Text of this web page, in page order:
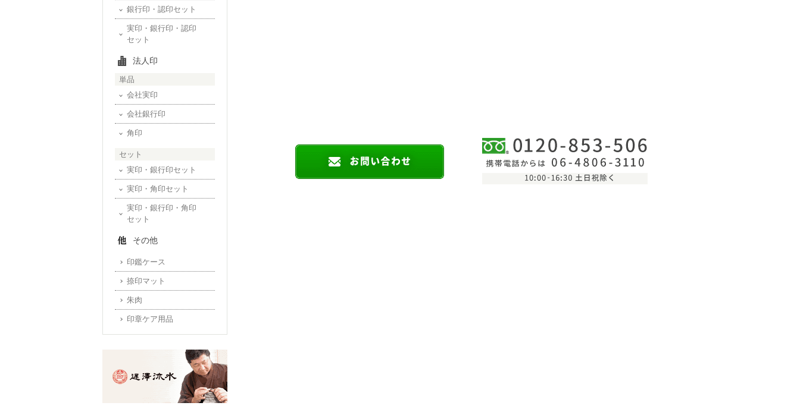
銀行印・認印セット
実印・銀行印・認印
セット
法人印
単品
会社実印
会社銀行印
角印
セット
実印・銀行印セット
実印・角印セット
実印・銀行印・角印
セット
その他
印鑑ケース
捺印マット
朱肉
印章ケア用品